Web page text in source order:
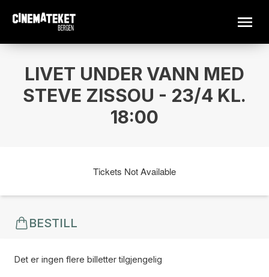
LIVET UNDER VANN MED
STEVE ZISSOU - 23/4 KL.
18:00
Tickets Not Available
BESTILL
Det er ingen flere billetter tilgjengelig